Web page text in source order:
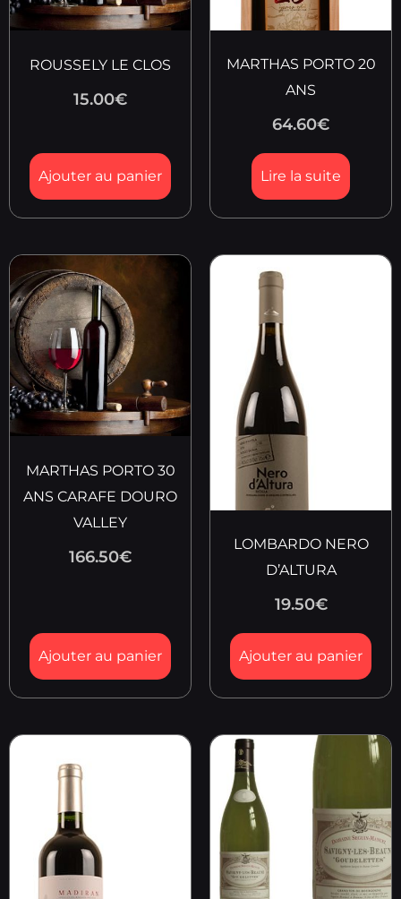
ROUSSELY LE CLOS
15.00€
Ajouter au panier
MARTHAS PORTO 20
ANS
64.60€
Lire la suite
MARTHAS PORTO 30
ANS CARAFE DOURO
VALLEY
166.50€
Ajouter au panier
LOMBARDO NERO
D’ALTURA
19.50€
Ajouter au panier